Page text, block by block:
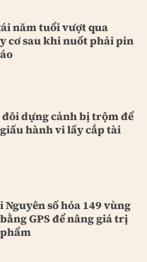
năm tuổi vượt qua
cơ sau khi nuốt phải pin
đôi dựng cảnh bị trộm để
hành vi lấy cắp tài
Nguyên số hóa 149 vùng
GPS để nâng giá trị